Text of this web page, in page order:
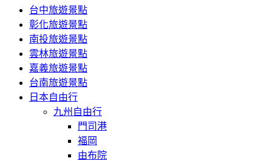
台中旅遊景點
彰化旅遊景點
南投旅遊景點
雲林旅遊景點
嘉義旅遊景點
台南旅遊景點
日本自由行
九州自由行
門司港
福岡
由布院